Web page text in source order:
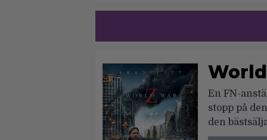
En FN-
stopp på
den